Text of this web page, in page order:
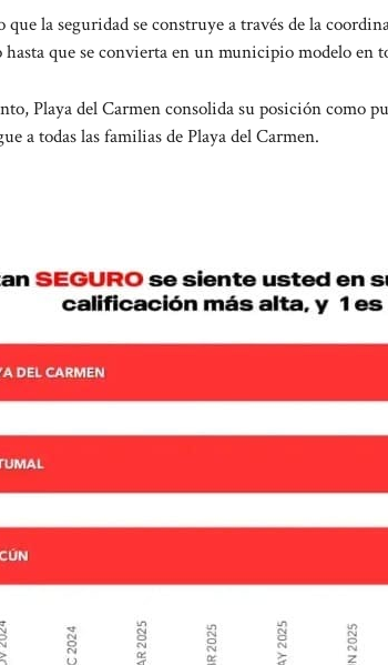
que la seguridad se construye a través de la
que se convierta en un municipio modelo en
Playa del Carmen consolida su posición como
a todas las familias de Playa del Carmen.